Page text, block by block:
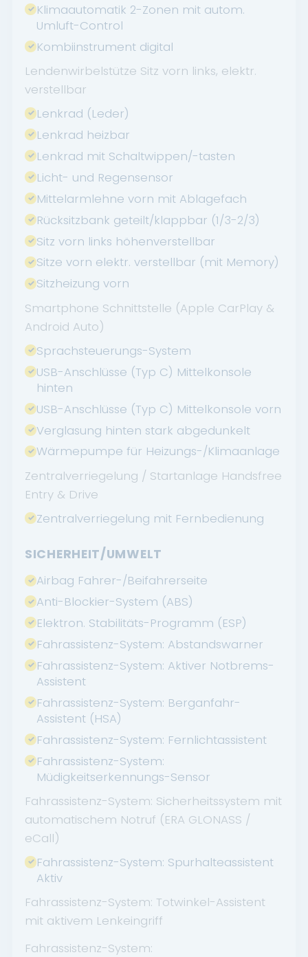
Klimaautomatik 2-Zonen mit autom.
Umluft-Control
Kombiinstrument digital
Lendenwirbelstütze Sitz vorn links, elektr.
verstellbar
Lenkrad (Leder)
Lenkrad heizbar
Lenkrad mit Schaltwippen/-tasten
Licht- und Regensensor
Mittelarmlehne vorn mit Ablagefach
Rücksitzbank geteilt/klappbar (1/3-2/3)
Sitz vorn links höhenverstellbar
Sitze vorn elektr. verstellbar (mit Memory)
Sitzheizung vorn
Smartphone Schnittstelle (Apple CarPlay &
Android Auto)
Sprachsteuerungs-System
USB-Anschlüsse (Typ C) Mittelkonsole
hinten
USB-Anschlüsse (Typ C) Mittelkonsole vorn
Verglasung hinten stark abgedunkelt
Wärmepumpe für Heizungs-/Klimaanlage
Zentralverriegelung / Startanlage Handsfree
Entry & Drive
Zentralverriegelung mit Fernbedienung
SICHERHEIT/UMWELT
Airbag Fahrer-/Beifahrerseite
Anti-Blockier-System (ABS)
Elektron. Stabilitäts-Programm (ESP)
Fahrassistenz-System: Abstandswarner
Fahrassistenz-System: Aktiver Notbrems-
Assistent
Fahrassistenz-System: Berganfahr-
Assistent (HSA)
Fahrassistenz-System: Fernlichtassistent
Fahrassistenz-System:
Müdigkeitserkennungs-Sensor
Fahrassistenz-System: Sicherheitssystem mit
automatischem Notruf (ERA GLONASS /
eCall)
Fahrassistenz-System: Spurhalteassistent
Aktiv
Fahrassistenz-System: Totwinkel-Assistent
mit aktivem Lenkeingriff
Fahrassistenz-System: